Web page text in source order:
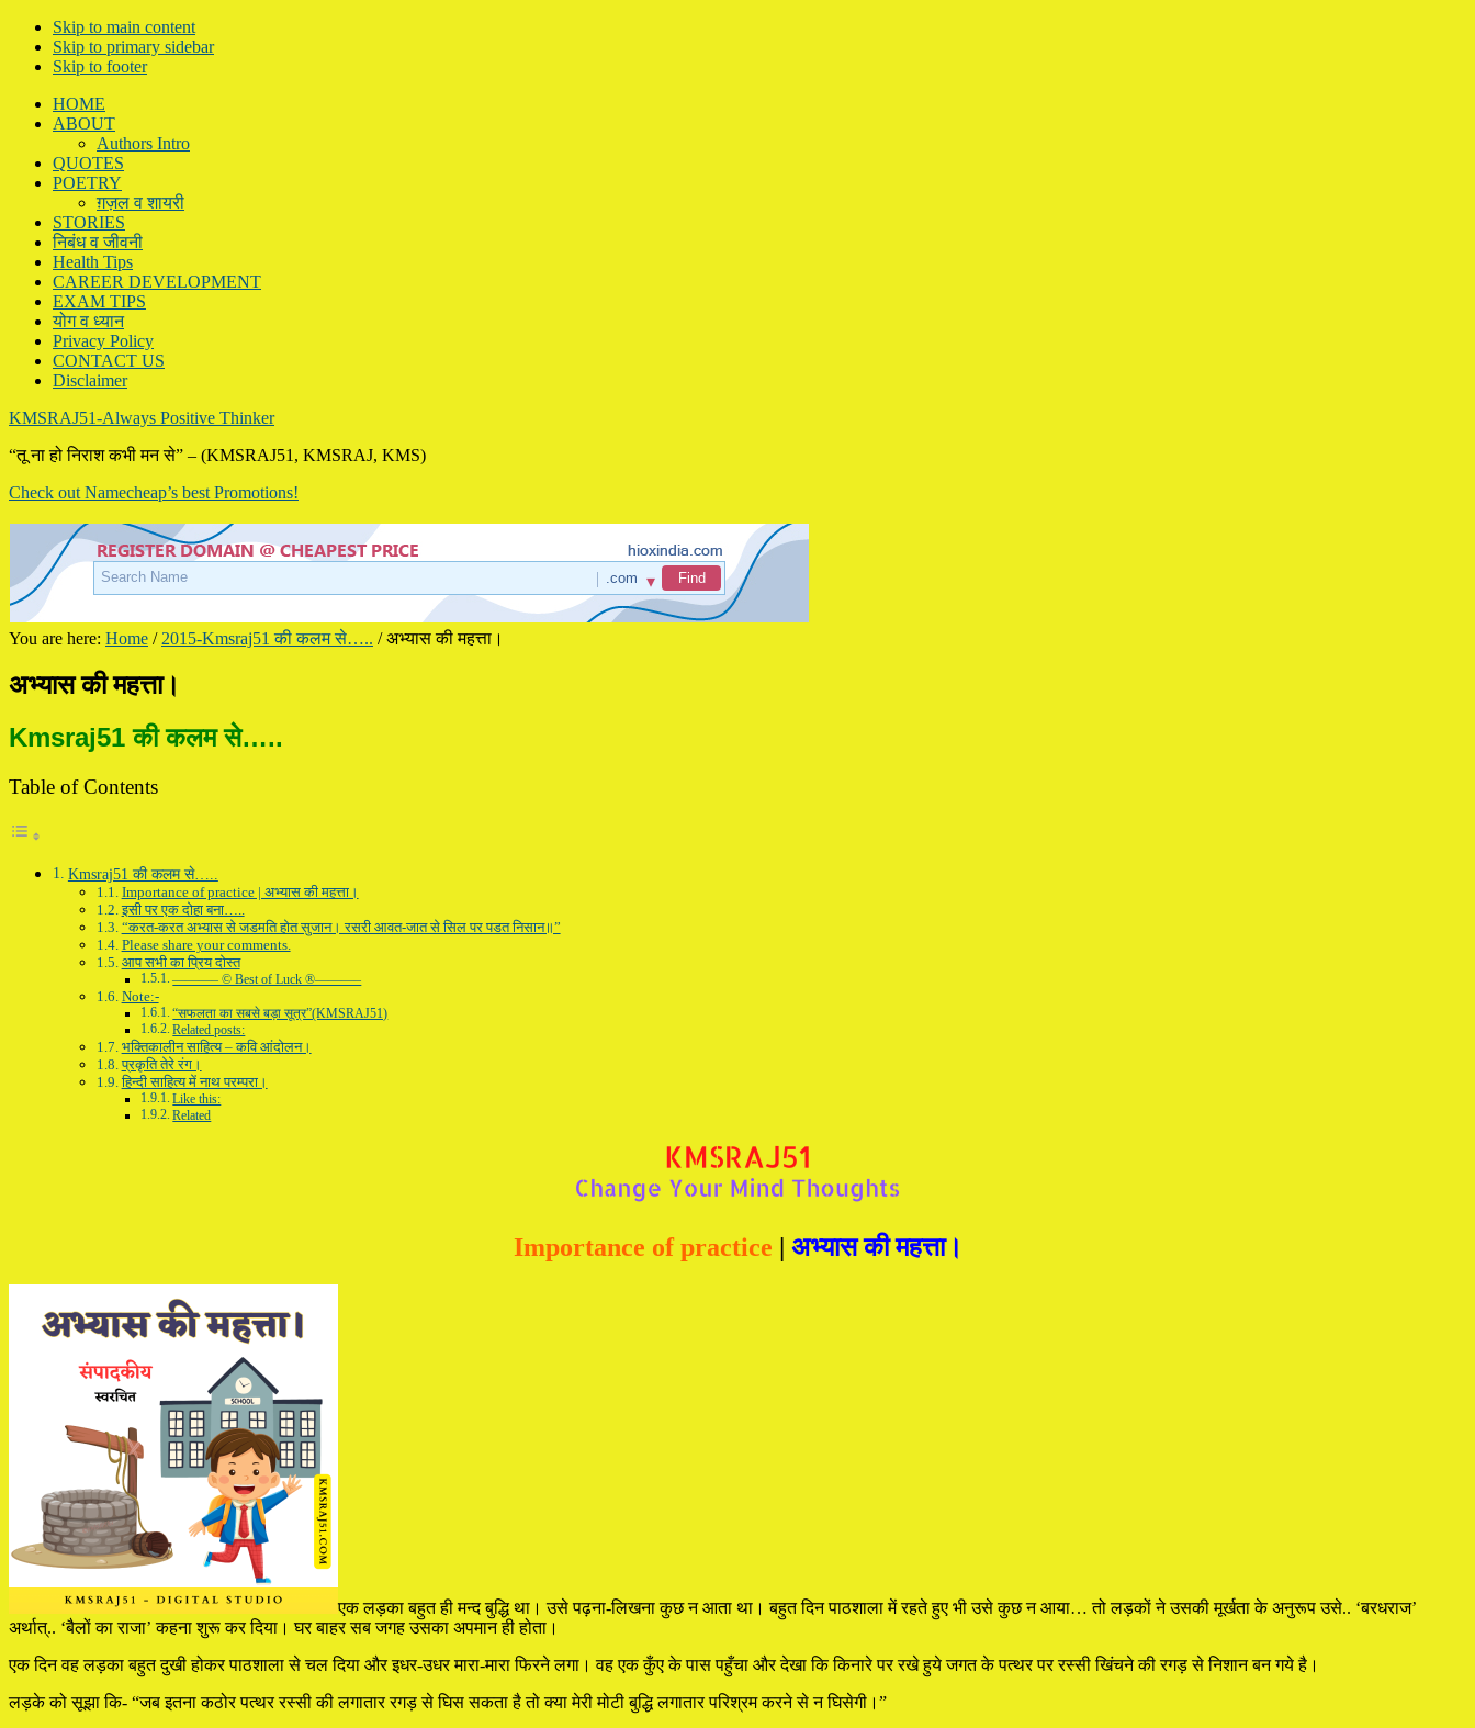
Skip to main content
Skip to primary sidebar
Skip to footer
HOME
ABOUT
Authors Intro
QUOTES
POETRY
ग़ज़ल व शायरी
STORIES
निबंध व जीवनी
Health Tips
CAREER DEVELOPMENT
EXAM TIPS
योग व ध्यान
Privacy Policy
CONTACT US
Disclaimer
KMSRAJ51-Always Positive Thinker
“तू ना हो निराश कभी मन से” – (KMSRAJ51, KMSRAJ, KMS)
Check out Namecheap’s best Promotions!
You are here: Home / 2015-Kmsraj51 की कलम से….. /अभ्यास की महत्ता।
अभ्यास की महत्ता।
Kmsraj51 की कलम से…..
Table of Contents
Kmsraj51 की कलम से…..
Importance of practice | अभ्यास की महत्ता।
इसी पर एक दोहा बना…..
“करत-करत अभ्यास से जडमति होत सुजान। रसरी आवत-जात से सिल पर पडत निसान॥”
Please share your comments.
आप सभी का प्रिय दोस्त
———– © Best of Luck ®———–
Note:-
“सफलता का सबसे बड़ा सूत्र”(KMSRAJ51)
Related posts:
भक्तिकालीन साहित्य – कवि आंदोलन।
प्रकृति तेरे रंग।
हिन्दी साहित्य में नाथ परम्परा।
Like this:
Related
Importance of practice | अभ्यास की महत्ता।
एक लड़का बहुत ही मन्द बुद्धि था। उसे पढ़ना-लिखना कुछ न आता था। बहुत दिन पाठशाला में रहते हुए भी उसे कुछ न आया… तो लड़कों ने उसकी मूर्खता के अनुरूप उसे.. ‘बरधराज’
अर्थात्.. ‘बैलों का राजा’ कहना शुरू कर दिया। घर बाहर सब जगह उसका अपमान ही होता।
एक दिन वह लड़का बहुत दुखी होकर पाठशाला से चल दिया और इधर-उधर मारा-मारा फिरने लगा। वह एक कुँए के पास पहुँचा और देखा कि किनारे पर रखे हुये जगत के पत्थर पर रस्सी खिंचने की रगड़ से निशान बन गये है।
लड़के को सूझा कि- “जब इतना कठोर पत्थर रस्सी की लगातार रगड़ से घिस सकता है तो क्या मेरी मोटी बुद्धि लगातार परिश्रम करने से न घिसेगी।”